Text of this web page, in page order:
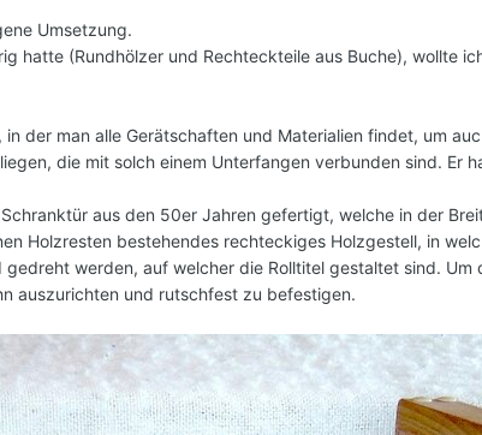
Umsetzung.
hatte (Rundhölzer und Rechteckteile aus Buche), wollte
der man alle Gerätschaften und Materialien findet, um
die mit solch einem Unterfangen verbunden sind. Er
aus den 50er Jahren gefertigt, welche in der
Holzresten bestehendes rechteckiges Holzgestell, in
werden, auf welcher die Rolltitel gestaltet sind.
auszurichten und rutschfest zu befestigen.